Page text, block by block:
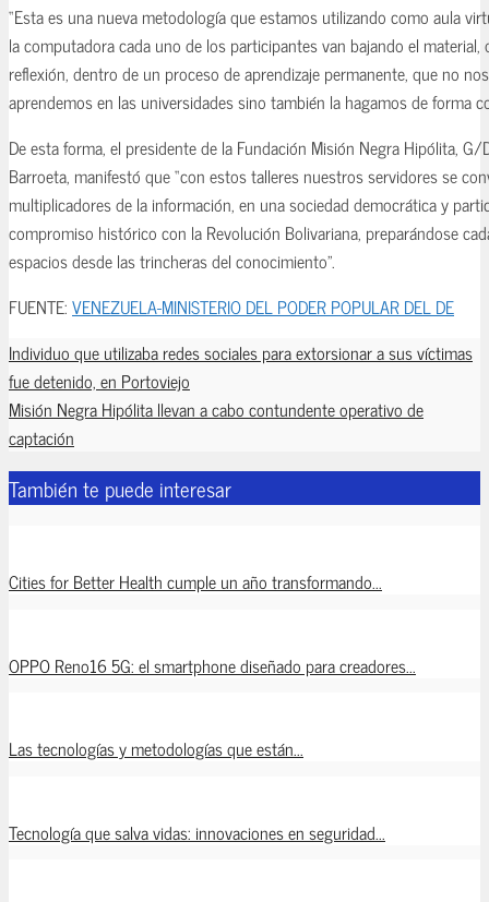
“Esta es una nueva metodología que estamos utilizando como aula
la computadora cada uno de los participantes van bajando el material,
reflexión, dentro de un proceso de aprendizaje permanente, que no
aprendemos en las universidades sino también la hagamos de forma
De esta forma, el presidente de la Fundación Misión Negra Hipólita,
Barroeta, manifestó que “con estos talleres nuestros servidores se
multiplicadores de la información, en una sociedad democrática y
compromiso histórico con la Revolución Bolivariana, preparándose
espacios desde las trincheras del conocimiento”.
FUENTE:VENEZUELA-MINISTERIO DEL PODER POPULAR DEL DE
Individuo que utilizaba redes sociales para extorsionar a sus víctimas
fue detenido, en Portoviejo
Misión Negra Hipólita llevan a cabo contundente operativo de
captación
También te puede interesar
Cities for Better Health cumple un año transformando...
OPPO Reno16 5G: el smartphone diseñado para creadores...
Las tecnologías y metodologías que están...
Tecnología que salva vidas: innovaciones en seguridad...